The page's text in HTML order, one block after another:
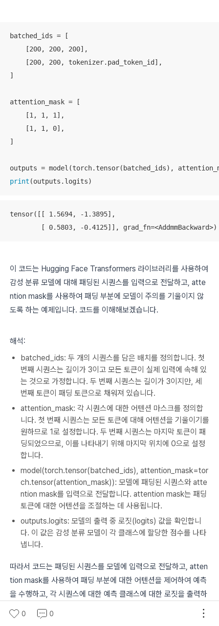
batched_ids = [
    [200, 200, 200],
    [200, 200, tokenizer.pad_token_id],
]
attention_mask = [
    [1, 1, 1],
    [1, 1, 0],
]
print (outputs.logits)
tensor([[ 1.5694, -1.3895],
        [ 0.5803, -0.4125]], grad_fn=<AddmmBackward>)
이 코드는 Hugging Face Transformers 라이브러리를 사용하여
감성 분류 모델에 대해 패딩된 시퀀스를 입력으로 전달하고, atte
ntion mask를 사용하여 패딩 부분에 모델이 주의를 기울이지 않
도록 하는 예제입니다. 코드를 이해해보겠습니다.
해석:
batched_ids: 두 개의 시퀀스를 담은 배치를 정의합니다. 첫
번째 시퀀스는 길이가 3이고 모든 토큰이 실제 입력에 속해 있
는 것으로 가정합니다. 두 번째 시퀀스는 길이가 3이지만, 세
번째 토큰이 패딩 토큰으로 채워져 있습니다.
attention_mask: 각 시퀀스에 대한 어텐션 마스크를 정의합
니다. 첫 번째 시퀀스는 모든 토큰에 대해 어텐션을 기울이기를
원하므로 1로 설정합니다. 두 번째 시퀀스는 마지막 토큰이 패
딩되었으므로, 이를 나타내기 위해 마지막 위치에 0으로 설정
합니다.
model(torch.tensor(batched_ids), attention_mask=tor
ch.tensor(attention_mask)): 모델에 패딩된 시퀀스와 atte
ntion mask를 입력으로 전달합니다. attention mask는 패딩
토큰에 대한 어텐션을 조절하는 데 사용됩니다.
outputs.logits: 모델의 출력 중 로짓(logits) 값을 확인합니
다. 이 값은 감성 분류 모델이 각 클래스에 할당한 점수를 나타
냅니다.
따라서 코드는 패딩된 시퀀스를 모델에 입력으로 전달하고, atten
tion mask를 사용하여 패딩 부분에 대한 어텐션을 제어하여 예측
을 수행하고, 각 시퀀스에 대한 예측 클래스에 대한 로짓을 출력하
는 예제입니다.
0 0